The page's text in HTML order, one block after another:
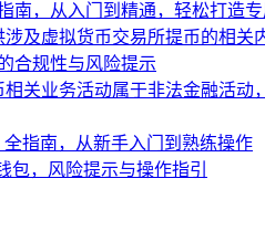
南，从入门到精通，轻松打造
涉及虚拟货币交易所提币的相
合规性与风险提示
关业务活动属于非法金融活
全指南，从新手入门到熟练操作
包，风险提示与操作指引